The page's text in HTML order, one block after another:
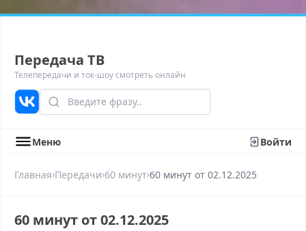
Передача ТВ
Телепередачи и ток-шоу смотреть онлайн
Меню Войти
Главная›Передачи›60 минут›60 минyт от 02.12.2025
60 минyт от 02.12.2025